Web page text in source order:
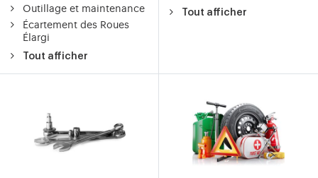
Outillage et maintenance
Écartement des Roues
Élargi
Tout afficher
Tout afficher